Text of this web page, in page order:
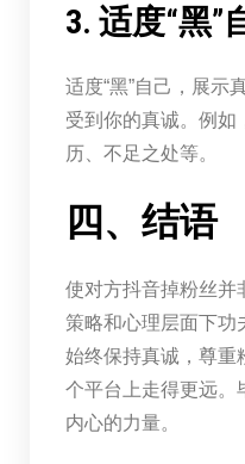
3. 适度“黑”
适度“黑”自己，展示
受到你的真诚。例如
历、不足之处等。
四、结语
使对方抖音掉粉丝并
策略和心理层面下功
始终保持真诚，尊重
个平台上走得更远。
内心的力量。